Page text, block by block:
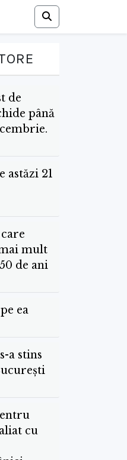
de
până
astăzi 21
mult
de ani
ea
a stins
cu